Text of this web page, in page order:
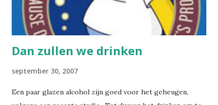
Dan zullen we drinken
september 30, 2007
Een paar glazen alcohol zijn goed voor het geheugen,